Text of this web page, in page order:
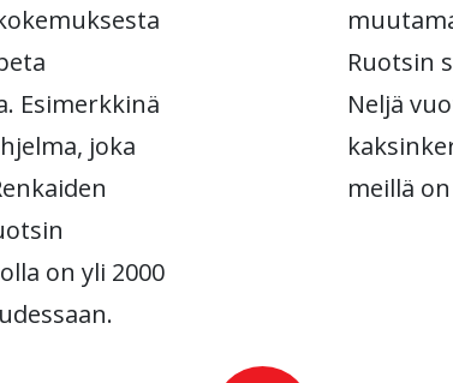
Esimerkkinä
joka
on yli 2000
Ruotsin
Neljä
meillä